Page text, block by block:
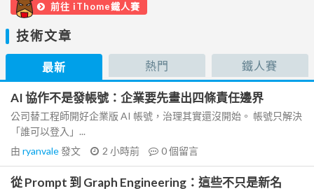
前往 iThome鐵人賽
技術文章
最新 熱門 鐵人賽
AI 協作不是發帳號：企業要先畫出四條責任邊界
公司替工程師開好企業版 AI 帳號，治理其實還沒開始。 帳號只解決
「誰可以登入」...
由 ryanvale發文 2 小時前 0個留言
從 Prompt 到 Graph Engineering：這些不只是新名